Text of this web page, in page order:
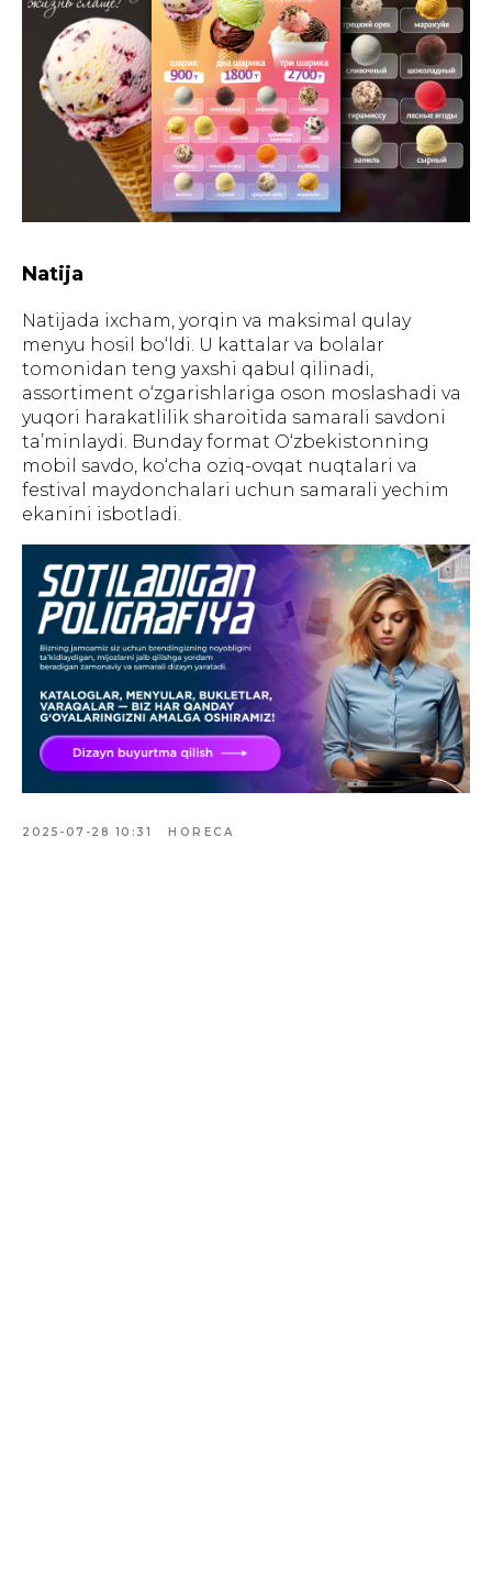
Natija
Natijada ixcham, yorqin va maksimal qulay
menyu hosil bo‘ldi. U kattalar va bolalar
tomonidan teng yaxshi qabul qilinadi,
assortiment o‘zgarishlariga oson moslashadi va
yuqori harakatlilik sharoitida samarali savdoni
ta’minlaydi. Bunday format O‘zbekistonning
mobil savdo, ko‘cha oziq-ovqat nuqtalari va
festival maydonchalari uchun samarali yechim
ekanini isbotladi.
2025-07-28 10:31 HORECA
Создание, поддержка и
продвижение сайтов в Узбекистане
ГЛАВНАЯ О НАС УПАКОВКА ПОЛИГРАФИЯ
БАННЕРЫ INSTAGRAM ПРЕЗЕНТАЦИИ САЙТЫ
ПОЛЬЗОВАТЕЛЬСКОЕ
СОГЛАШЕНИЕ